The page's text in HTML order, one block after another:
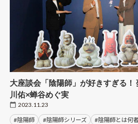
大座談会「陰陽師」が好きすぎる！
川佑×蝉谷めぐ実
2023.11.23
#陰陽師 #陰陽師シリーズ #陰陽師とは何